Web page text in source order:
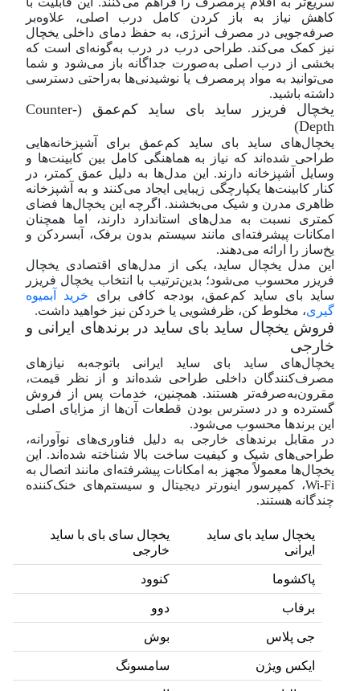
کاهش نیاز به باز کردن کامل درب اصلی، علاوه‌بر
صرفه‌جویی در مصرف انرژی، به حفظ دمای داخلی یخچال
نیز کمک می‌کند. طراحی درب در درب به‌گونه‌ای است که
بخشی از درب اصلی به‌صورت جداگانه باز می‌شود و شما
می‌توانید به مواد پرمصرف یا نوشیدنی‌ها به‌راحتی دسترسی
داشته باشید.
یخچال فریزر ساید بای ساید کم‌عمق (Counter-
Depth)
یخچال‌های ساید بای ساید کم‌عمق برای آشپزخانه‌هایی
طراحی شده‌اند که نیاز به هماهنگی کامل بین کابینت‌ها و
وسایل آشپزخانه دارند. این مدل‌ها به دلیل عمق کمتر، در
کنار کابینت‌ها یکپارچگی زیبایی ایجاد می‌کنند و به آشپزخانه
ظاهری مدرن و شیک می‌بخشند. اگرچه این یخچال‌ها فضای
کمتری نسبت به مدل‌های استاندارد دارند، اما همچنان
امکانات پیشرفته‌ای مانند سیستم بدون برفک، آبسردکن و
یخ‌ساز را ارائه می‌دهند.
این مدل یخچال ساید، یکی از مدل‌های اقتصادی یخچال
فریزر محسوب می‌شود؛ بدین‌ترتیب با انتخاب یخچال فریزر
ساید بای ساید کم‌عمق، بودجه کافی برای خرید آبمیوه
گیری، مخلوط کن، ظرفشویی یا خرد‌کن نیز خواهید داشت.
فروش یخچال ساید بای ساید در برندهای ایرانی و
خارجی
یخچال‌های ساید بای ساید ایرانی با‌توجه‌به نیازهای
مصرف‌کنندگان داخلی طراحی شده‌اند و از نظر قیمت،
مقرون‌به‌صرفه‌تر هستند. همچنین، خدمات پس از فروش
گسترده و در دسترس بودن قطعات آن‌ها از مزایای اصلی
این برندها محسوب می‌شود.
در مقابل برندهای خارجی به دلیل فناوری‌های نوآورانه،
طراحی‌های شیک و کیفیت ساخت بالا شناخته شده‌اند. این
یخچال‌ها معمولاً مجهز به امکانات پیشرفته‌ای مانند اتصال به
Wi-Fi، کمپرسور اینورتر دیجیتال و سیستم‌های خنک‌کننده
چندگانه هستند.
یخچال ساید بای ساید
ایرانی
یخچال سای بای با ساید
خارجی
پاکشوما کنوود
برفاب دوو
جی پلاس بوش
ایکس ویژن سامسونگ